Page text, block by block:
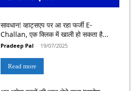
सावधान! व्हाट्सएप पर आ रहा फर्जी E-
Challan, एक क्लिक में खाली हो सकता है...
Pradeep Pal - 19/07/2025
Read more